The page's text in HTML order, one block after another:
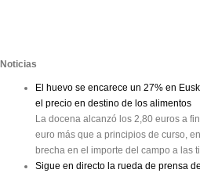
Noticias
El huevo se encarece un 27% en
el precio en destino de los alimentos
La docena alcanzó los 2,80 euros a
euro más que a principios de curso,
brecha en el importe del campo a las
Sigue en directo la rueda de prensa